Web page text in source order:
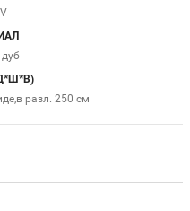
разл. 250 см